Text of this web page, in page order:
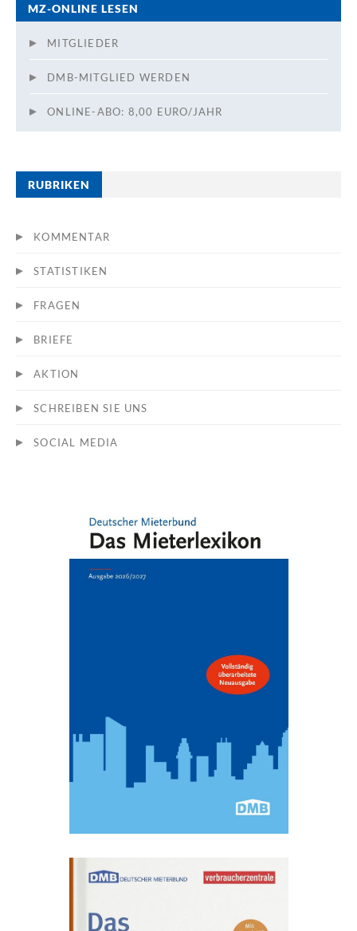
MZ-ONLINE LESEN
MITGLIEDER
DMB-MITGLIED WERDEN
ONLINE-ABO: 8,00 EURO/JAHR
RUBRIKEN
KOMMENTAR
STATISTIKEN
FRAGEN
BRIEFE
AKTION
SCHREIBEN SIE UNS
SOCIAL MEDIA